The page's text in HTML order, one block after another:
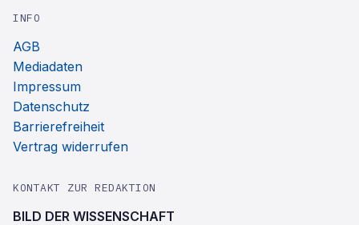
INFO
AGB
Mediadaten
Impressum
Datenschutz
Barrierefreiheit
Vertrag widerrufen
KONTAKT ZUR REDAKTION
BILD DER WISSENSCHAFT